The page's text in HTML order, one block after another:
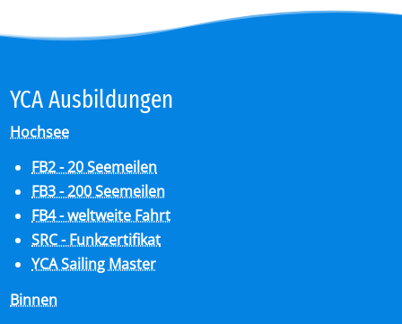
YCA Aus­bil­dun­gen
Hochsee
FB2 - 20 Seemeilen
FB3 - 200 Seemeilen
FB4 - weltweite Fahrt
SRC - Funkzertifikat
YCA Sailing Master
Binnen